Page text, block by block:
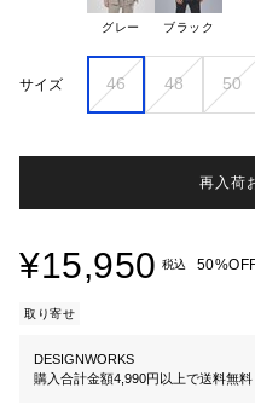
グレー ブラック
サイズ 46 48 50
再入荷
¥15,950 税込
取り寄せ
DESIGNWORKS
購入合計金額4,990円以上で送料無料